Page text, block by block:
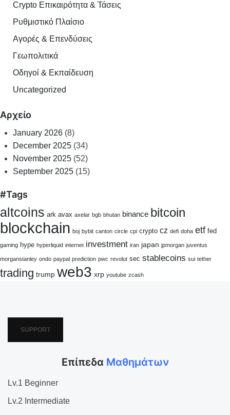
Crypto Επικαιρότητα & Τάσεις
Ρυθμιστικό Πλαίσιο
Αγορές & Επενδύσεις
Γεωπολιτικά
Οδηγοί & Εκπαίδευση
Uncategorized
Αρχείο
January 2026 (8)
December 2025 (34)
November 2025 (52)
September 2025 (15)
#Tags
altcoins ark avax axelar bgb bhutan binance bitcoin
blockchain boj bybit canton circle cpi crypto cz defi doha etf fed
gaming hype hyperliquid internet investment iran japan jpmorgan juventus
morganstanley ondo paypal prediction pwc revolut sec stablecoins sui tether
trading trump web3 xrp youtube zcash
SUPPORT
Επίπεδα Μαθημάτων
Lv.1 Beginner
Lv.2 Intermediate